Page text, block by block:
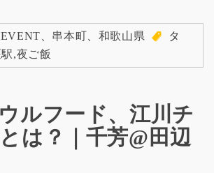
EVENT 串本町 和歌山県
タ
,夜ご飯
ルフード、江川チ
は？｜千芳@田辺